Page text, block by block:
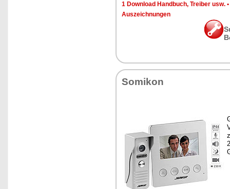
1 Download Handbuch, Treiber usw. •
Auszeichnungen
Somikon